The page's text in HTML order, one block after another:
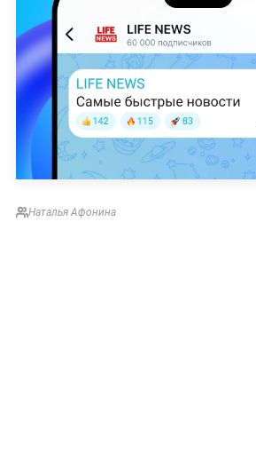
Наталья Афонина